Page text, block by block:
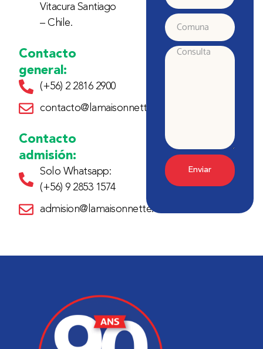
Vitacura Santiago
– Chile.
Contacto
general:
(+56) 2 2816 2900
contacto@lamaisonnette.cl
Contacto
admisión:
Solo Whatsapp:
(+56) 9 2853 1574
admision@lamaisonnette.cl
electrónico
Comuna
Consulta
Enviar